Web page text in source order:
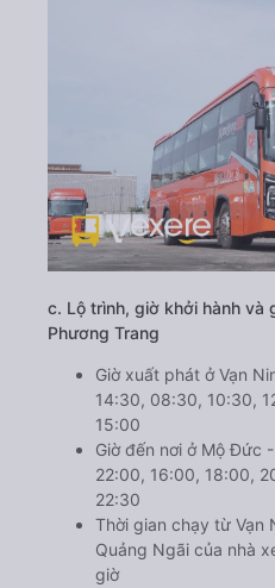
c. Lộ trình, giờ khởi hành và
Phương Trang
Giờ xuất phát ở Vạn
14:30, 08:30, 10:30,
15:00
Giờ đến nơi ở Mộ Đức
22:00, 16:00, 18:00,
22:30
Thời gian chạy từ Vạn
Quảng Ngãi của nhà
giờ